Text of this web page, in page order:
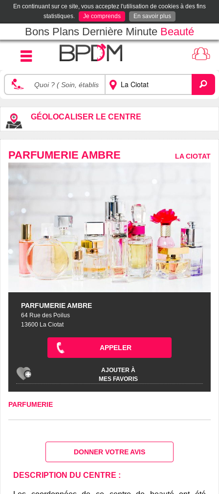
En continuant sur ce site, vous acceptez l'utilisation de cookies à des fins
statistiques.
Je comprends En savoir plus
Bons Plans Dernière Minute Beauté
GÉOLOCALISER LE CENTRE
PARFUMERIE AMBRE LA CIOTAT
PARFUMERIE AMBRE
64 Rue des Poilus
13600 La Ciotat
APPELER
AJOUTER À
MES FAVORIS
PARFUMERIE
DONNER VOTRE AVIS
DESCRIPTION DU CENTRE :